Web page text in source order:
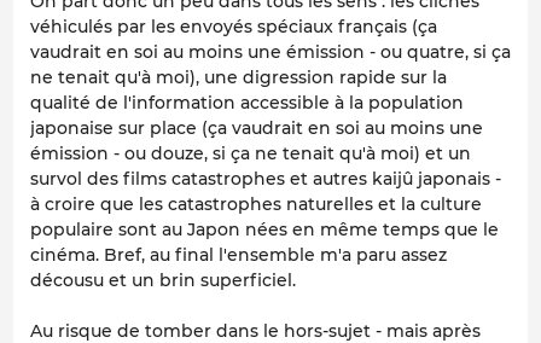
véhiculés par les envoyés spéciaux français (ça
vaudrait en soi au moins une émission - ou quatre, si ça
ne tenait qu'à moi), une digression rapide sur la
qualité de l'information accessible à la population
japonaise sur place (ça vaudrait en soi au moins une
émission - ou douze, si ça ne tenait qu'à moi) et un
survol des films catastrophes et autres kaijû japonais -
à croire que les catastrophes naturelles et la culture
populaire sont au Japon nées en même temps que le
cinéma. Bref, au final l'ensemble m'a paru assez
décousu et un brin superficiel.
Au risque de tomber dans le hors-sujet - mais après